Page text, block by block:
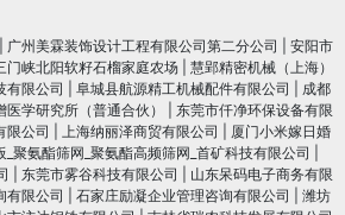
广州美霖装饰设计工程有限公司第二分公司
安阳市
门峡北阳软籽石榴家庭农场
慧郢精密机械（上海）
有限公司 阜城县航源精工机械配件有限公司
成都
医学研究所（普通合伙）
东莞市仟净环保设备有限
限公司 上海纳丽泽商贸有限公司
厦门小米嫁日婚
_聚氨酯筛网_聚氨酯高频筛网_首矿科技有限公司
东莞市雾谷科技有限公司
山东呆码电子商务有限
有限公司 石家庄励凝企业管理咨询有限公司
潍坊